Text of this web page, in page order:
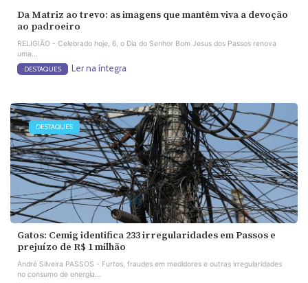
Da Matriz ao trevo: as imagens que mantêm viva a devoção
ao padroeiro
RELIGIÃO - Celebrado hoje, 6, o Dia do Senhor Bom Jesus dos Passos renova
uma...
DESTAQUES Ler na íntegra
DESTAQUES
Gatos: Cemig identifica 233 irregularidades em Passos e
prejuízo de R$ 1 milhão
André Silveira PASSOS - Furtos, fraudes em medidores e outras irregularidades
no consumo de energia...